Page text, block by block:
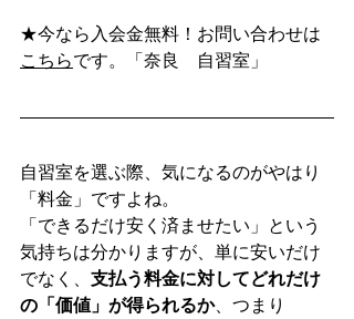
★今なら入会金無料！お問い合わせは
こちらです。「奈良　自習室」
自習室を選ぶ際、気になるのがやはり
「料金」ですよね。
「できるだけ安く済ませたい」という
気持ちは分かりますが、単に安いだけ
でなく、 支払う料金に対してどれだけ
の「価値」が得られるか、つまり